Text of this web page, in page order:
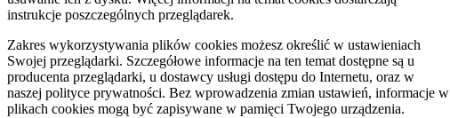
instrukcje poszczególnych przeglądarek.
Zakres wykorzystywania plików cookies możesz określić w ustawieniach
Swojej przeglądarki. Szczegółowe informacje na ten temat dostępne są u
producenta przeglądarki, u dostawcy usługi dostępu do Internetu, oraz w
naszej polityce prywatności. Bez wprowadzenia zmian ustawień, informacje w
plikach cookies mogą być zapisywane w pamięci Twojego urządzenia.